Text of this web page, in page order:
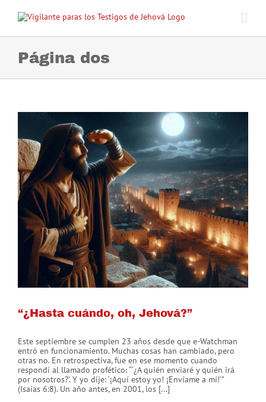
content
Página dos
“¿Hasta cuándo, oh, Jehová?”
Este septiembre se cumplen 23 años desde que e-Watchman
entró en funcionamiento. Muchas cosas han cambiado, pero
otras no. En retrospectiva, fue en ese momento cuando
respondí al llamado profético: “‘¿A quién enviaré y quién irá
por nosotros?’. Y yo dije: ‘¡Aquí estoy yo! ¡Envíame a mí!’”
(Isaías 6:8). Un año antes, en 2001, los [...]